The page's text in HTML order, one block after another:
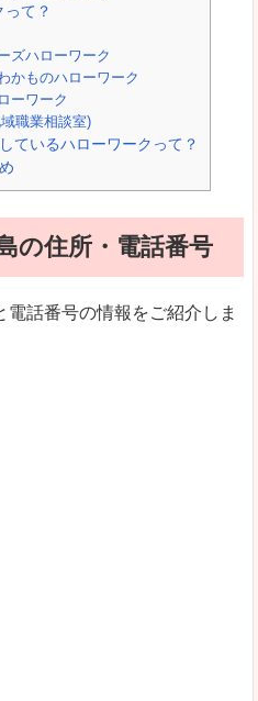
て？
ズハローワーク
かものハローワーク
ーワーク
職業相談室)
ているハローワークって？
の住所・電話番号
話番号の情報をご紹介しま